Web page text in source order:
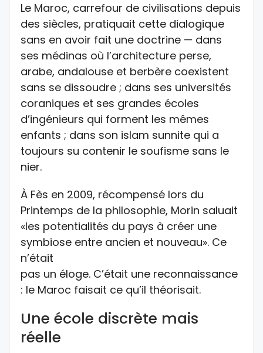
Le Maroc, carrefour de civilisations depuis
des siècles, pratiquait cette dialogique
sans en avoir fait une doctrine — dans
ses médinas où l’architecture perse,
arabe, andalouse et berbère coexistent
sans se dissoudre ; dans ses universités
coraniques et ses grandes écoles
d’ingénieurs qui forment les mêmes
enfants ; dans son islam sunnite qui a
toujours su contenir le soufisme sans le
nier.
À Fès en 2009, récompensé lors du
Printemps de la philosophie, Morin saluait
«les potentialités du pays à créer une
symbiose entre ancien et nouveau». Ce
n’était
pas un éloge. C’était une reconnaissance
: le Maroc faisait ce qu’il théorisait.
Une école discrète mais
réelle